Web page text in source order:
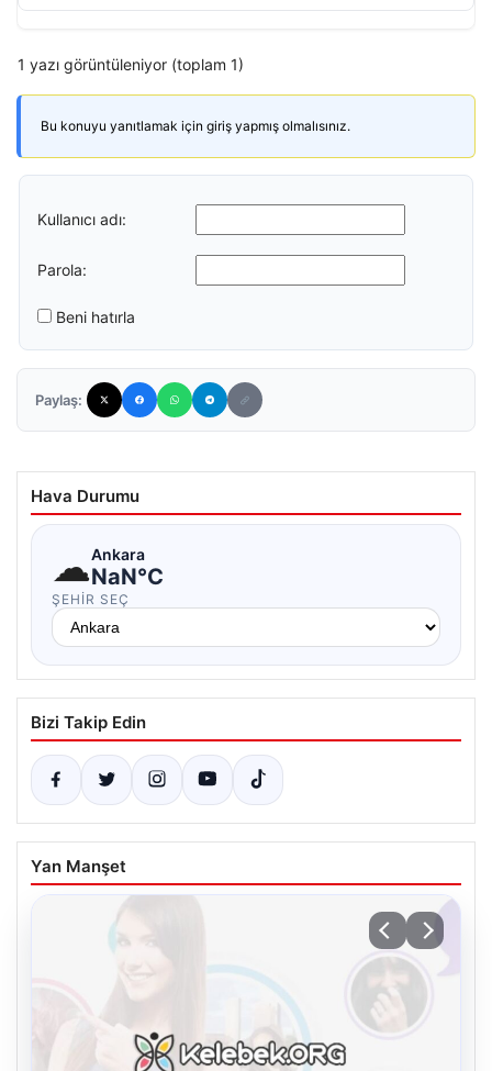
1 yazı görüntüleniyor (toplam 1)
Bu konuyu yanıtlamak için giriş yapmış olmalısınız.
Kullanıcı adı:
Parola:
Beni hatırla
Paylaş:
Hava Durumu
☁Ankara
NaN°C
ŞEHIR SEÇ
Bizi Takip Edin
Yan Manşet